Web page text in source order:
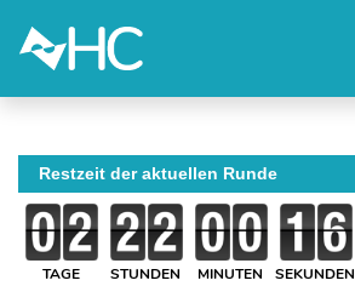
Restzeit der aktuellen Runde
TAGE STUNDEN MINUTEN SEKUNDEN